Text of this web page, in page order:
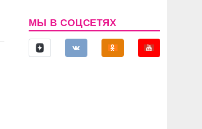
МЫ В СОЦСЕТЯХ